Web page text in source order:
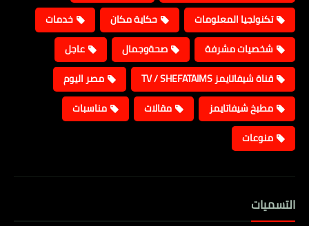
تكنولجيا المعلومات
حكاية مكان
خدمات
شخصيات مشرفة
صحةوجمال
عاجل
قناة شيفاتايمز TV / SHEFATAIMS
مصر اليوم
مطبخ شيفاتايمز
مقالات
مناسبات
منوعات
التسميات